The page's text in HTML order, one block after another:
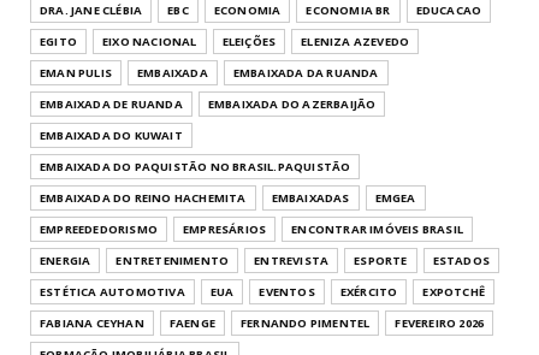
DRA. JANE CLÉBIA
EBC ECONOMIA ECONOMIA BR
EDUCACAO
EGITO
EIXO NACIONAL ELEIÇÕES
ELENIZA AZEVEDO
EMAN PULIS
EMBAIXADA
EMBAIXADA DA RUANDA
EMBAIXADA DE RUANDA
EMBAIXADA DO AZERBAIJÃO
EMBAIXADA DO KUWAIT
EMBAIXADA DO PAQUISTÃO NO BRASIL.PAQUISTÃO
EMBAIXADA DO REINO HACHEMITA
EMBAIXADAS
EMGEA
EMPREEDEDORISMO
EMPRESÁRIOS
ENCONTRAR IMÓVEIS BRASIL
ENERGIA
ENTRETENIMENTO ENTREVISTA ESPORTE
ESTADOS
ESTÉTICA AUTOMOTIVA
EUA EVENTOS EXÉRCITO
EXPOTCHÊ
FABIANA CEYHAN
FAENGE FERNANDO PIMENTEL
FEVEREIRO 2026